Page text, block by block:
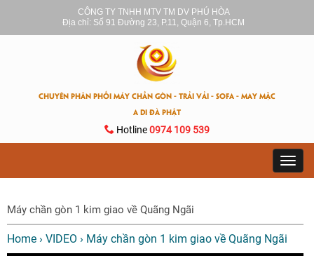
CÔNG TY TNHH MTV TM DV PHÚ HÒA
Địa chỉ: Số 91 Đường 23, P.11, Quận 6, Tp.HCM
CHUYÊN PHÂN PHỐI MÁY CHẦN GÒN - TRẢI VẢI - SOFA - MAY MẶC
A DI ĐÀ PHẬT
Hotline0974 109 539
Máy chần gòn 1 kim giao về Quãng Ngãi
Home › VIDEO › Máy chần gòn 1 kim giao về Quãng Ngãi